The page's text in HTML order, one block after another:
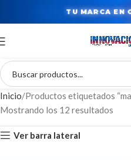
TU MARCA EN
Inicio Productos etiquetados
Mostrando los 12 resultados
Ver barra lateral